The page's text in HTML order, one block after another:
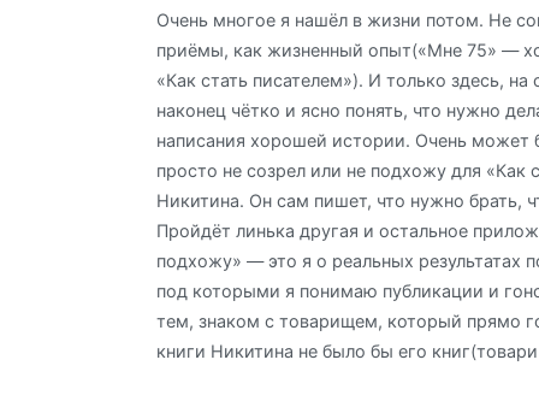
Очень многое я нашёл в жизни потом. Не
приёмы, как жизненный опыт(«Мне 75» —
«Как стать писателем»). И только здесь,
наконец чётко и ясно понять, что нужно
написания хорошей истории. Очень может
просто не созрел или не подхожу для «Как
Никитина. Он сам пишет, что нужно брать,
Пройдёт линька другая и остальное
подхожу» — это я о реальных результатах
под которыми я понимаю публикации и
тем, знаком с товарищем, который прямо
книги Никитина не было бы его